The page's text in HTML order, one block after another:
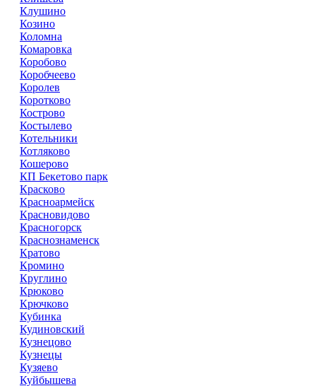
Клушино
Козино
Коломна
Комаровка
Коробово
Коробчеево
Королев
Коротково
Кострово
Костылево
Котельники
Котляково
Кошерово
КП Бекетово парк
Красково
Красноармейск
Красновидово
Красногорск
Краснознаменск
Кратово
Кромино
Круглино
Крюково
Крючково
Кубинка
Кудиновский
Кузнецово
Кузнецы
Кузяево
Куйбышева